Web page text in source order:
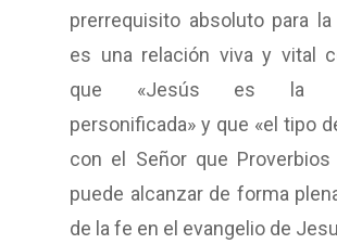
prerrequisito absoluto para la
es una relación viva y vital
que «Jesús es la
personificada» y que «el tipo
con el Señor que
puede alcanzar de forma
de la fe en el evangelio de